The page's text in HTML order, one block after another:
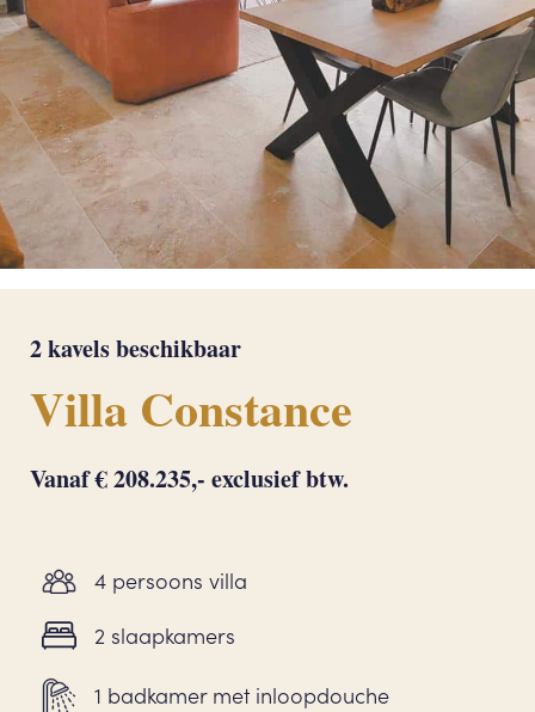
2 kavels beschikbaar
Villa Constance
Vanaf € 208.235,- exclusief btw.
4 persoons villa
2 slaapkamers
1 badkamer met inloopdouche